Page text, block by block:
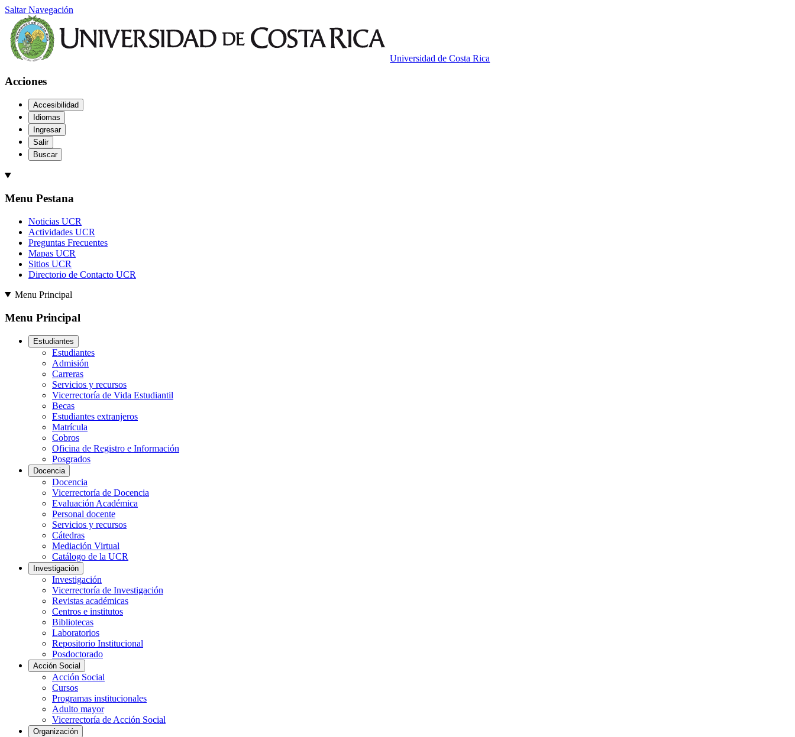
Saltar Navegación
Universidad de Costa Rica
Acciones
Accesibilidad
Idiomas
Ingresar
Salir
Buscar
Menu Pestana
Noticias UCR
Actividades UCR
Preguntas Frecuentes
Mapas UCR
Sitios UCR
Directorio de Contacto UCR
Menu Principal
Menu Principal
Estudiantes
Estudiantes
Admisión
Carreras
Servicios y recursos
Vicerrectoría de Vida Estudiantil
Becas
Estudiantes extranjeros
Matrícula
Cobros
Oficina de Registro e Información
Posgrados
Docencia
Docencia
Vicerrectoría de Docencia
Evaluación Académica
Personal docente
Servicios y recursos
Cátedras
Mediación Virtual
Catálogo de la UCR
Investigación
Investigación
Vicerrectoría de Investigación
Revistas académicas
Centros e institutos
Bibliotecas
Laboratorios
Repositorio Institucional
Posdoctorado
Acción Social
Acción Social
Cursos
Programas institucionales
Adulto mayor
Vicerrectoría de Acción Social
Organización